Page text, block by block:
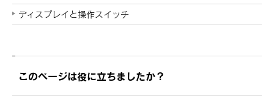
ディスプレイと操作スイッチ
このページは役に立ちましたか？